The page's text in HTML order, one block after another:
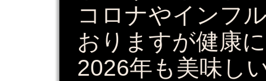
コロナやインフ
おりますが健康
2026年も美味し